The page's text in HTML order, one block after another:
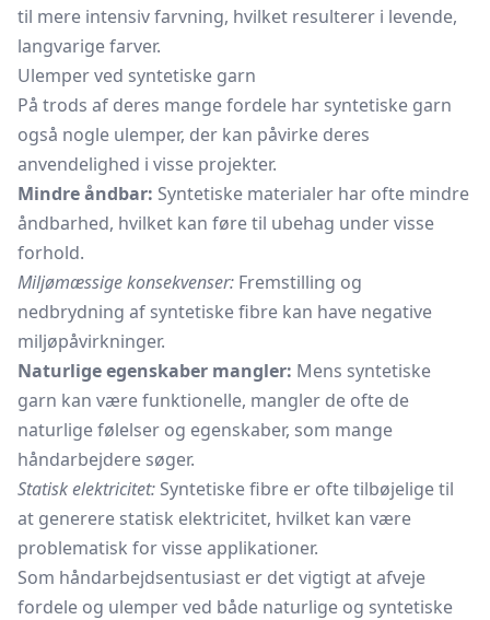
til mere intensiv farvning, hvilket resulterer i levende,
langvarige farver.
Ulemper ved syntetiske garn
På trods af deres mange fordele har syntetiske garn
også nogle ulemper, der kan påvirke deres
anvendelighed i visse projekter.
Mindre åndbar: Syntetiske materialer har ofte mindre
åndbarhed, hvilket kan føre til ubehag under visse
forhold.
Miljømæssige konsekvenser: Fremstilling og
nedbrydning af syntetiske fibre kan have negative
miljøpåvirkninger.
Naturlige egenskaber mangler: Mens syntetiske
garn kan være funktionelle, mangler de ofte de
naturlige følelser og egenskaber, som mange
håndarbejdere søger.
Statisk elektricitet: Syntetiske fibre er ofte tilbøjelige til
at generere statisk elektricitet, hvilket kan være
problematisk for visse applikationer.
Som håndarbejdsentusiast er det vigtigt at afveje
fordele og ulemper ved både naturlige og syntetiske